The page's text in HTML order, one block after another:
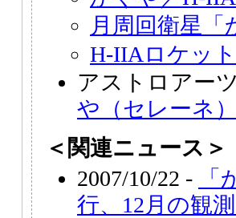
月周回衛星「
H-IIAロケット
アストロアー
や（セレーネ）
＜関連ニュース＞
2007/10/22 -
行、12月の観